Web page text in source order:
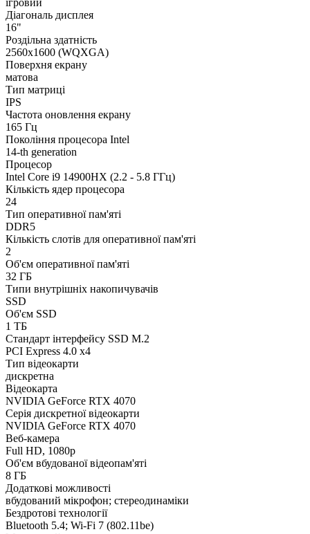
Діагональ дисплея
16"
Роздільна здатність
2560x1600 (WQXGA)
Поверхня екрану
матова
Тип матриці
IPS
Частота оновлення екрану
165 Гц
Покоління процесора Intel
14-th generation
Процесор
Intel Core i9 14900HX (2.2 - 5.8 ГГц)
Кількість ядер процесора
24
Тип оперативної пам'яті
DDR5
Кількість слотів для оперативної пам'яті
2
Об'єм оперативної пам'яті
32 ГБ
Типи внутрішніх накопичувачів
SSD
Об'єм SSD
1 ТБ
Стандарт інтерфейсу SSD M.2
PCI Express 4.0 x4
Тип відеокарти
дискретна
Відеокарта
NVIDIA GeForce RTX 4070
Серія дискретної відеокарти
NVIDIA GeForce RTX 4070
Веб-камера
Full HD, 1080p
Об'єм вбудованої відеопам'яті
8 ГБ
Додаткові можливості
вбудований мікрофон; стереодинаміки
Бездротові технології
Bluetooth 5.4; Wi-Fi 7 (802.11be)